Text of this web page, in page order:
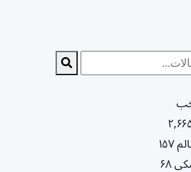
۱۵۷
۶۸